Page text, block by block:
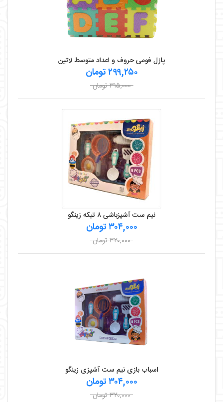
پازل فومی حروف و اعداد متوسط لاتین
۲۹۹,۲۵۰ تومان
۳۱۵,۰۰۰ تومان
نیم ست آشپزباشی ۸ تیکه زینگو
۳۰۴,۰۰۰ تومان
۳۲۰,۰۰۰ تومان
اسباب بازی نیم ست آشپزی زینگو
۳۰۴,۰۰۰ تومان
۳۲۰,۰۰۰ تومان